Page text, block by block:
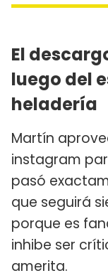
El
luego del
heladería
Martín
instagram
pasó
que seguirá
porque es
inhibe ser
amerita.